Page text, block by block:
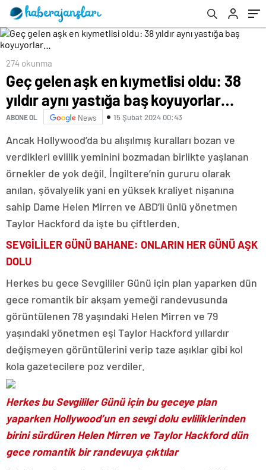
274 okunma
Geç gelen aşk en kıymetlisi oldu: 38
yıldır aynı yastığa baş koyuyorlar…
ABONE OL News 15 Şubat 2024 00:43
Ancak Hollywood’da bu alışılmış kuralları bozan ve
verdikleri evlilik yeminini bozmadan birlikte yaşlanan
örnekler de yok değil. İngiltere’nin gururu olarak
anılan, şövalyelik yani en yüksek kraliyet nişanına
sahip Dame Helen Mirren ve ABD’li ünlü yönetmen
Taylor Hackford da işte bu çiftlerden.
SEVGİLİLER GÜNÜ BAHANE: ONLARIN HER GÜNÜ AŞK
DOLU
Herkes bu gece Sevgililer Günü için plan yaparken dün
gece romantik bir akşam yemeği randevusunda
görüntülenen 78 yaşındaki Helen Mirren ve 79
yaşındaki yönetmen eşi Taylor Hackford yıllardır
değişmeyen görüntülerini verip taze aşıklar gibi kol
kola gazetecilere poz verdiler.
Herkes bu Sevgililer Günü için bu geceye plan
yaparken Hollywood’un en sevgi dolu evliliklerinden
birini sürdüren Helen Mirren ve Taylor Hackford dün
gece romantik bir randevuya çıktılar